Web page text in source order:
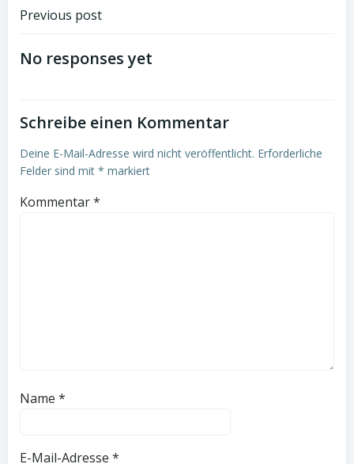
Post
navigation
Previous post
No responses yet
Schreibe einen Kommentar
Deine E-Mail-Adresse wird nicht veröffentlicht. Erforderliche
Felder sind mit * markiert
Kommentar*
Name *
E-Mail-Adresse *